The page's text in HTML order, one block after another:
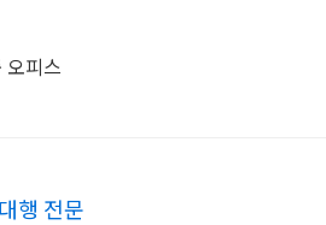
빠른 퇴근을 위한 최신 버전 오피스 2019 , 0% 할인 중 오피스
행 전문